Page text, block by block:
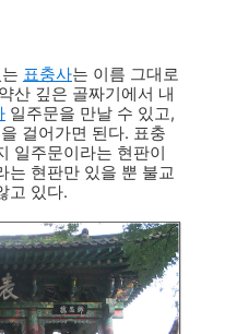
표충사는 이름 그대로
산 깊은 골짜기에서 내
일주문을 만날 수 있고,
걸어가면 된다. 표충
일주문이라는 현판이
는 현판만 있을 뿐 불교
고 있다.